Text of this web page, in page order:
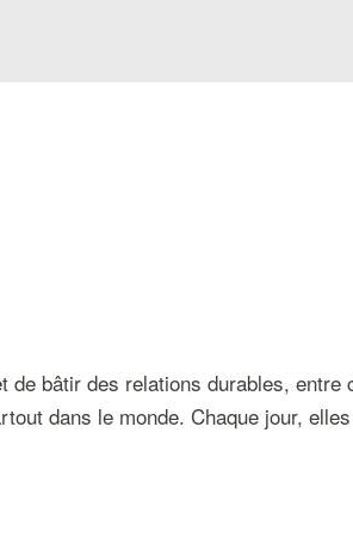
bâtir des relations durables,
dans le monde. Chaque jour,